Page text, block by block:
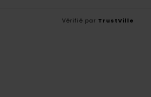
Vérifié par TrustVille